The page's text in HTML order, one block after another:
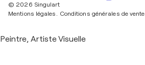
© 2026 Singulart
Mentions légales.
Conditions générales de vente
Peintre, Artiste Visuelle